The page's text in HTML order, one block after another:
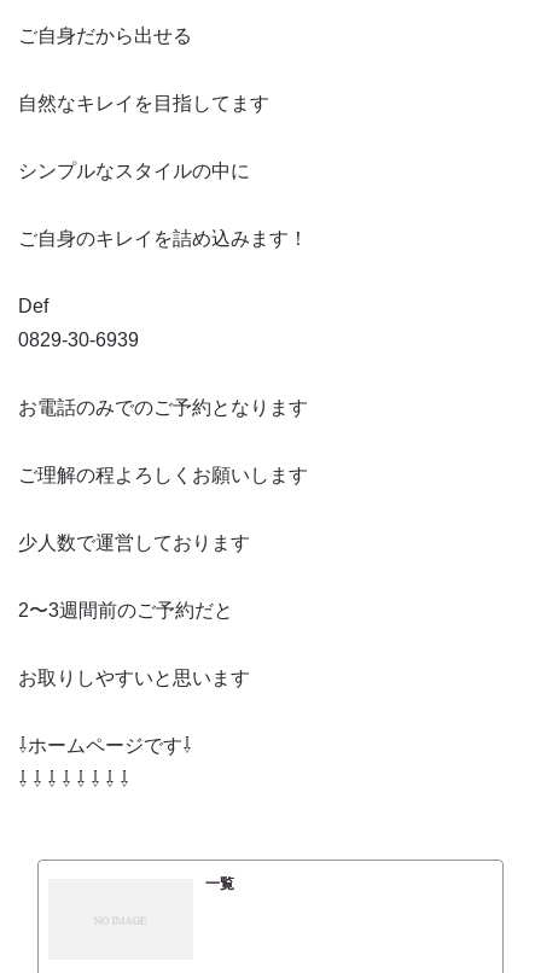
ご自身だから出せる
自然なキレイを目指してます
シンプルなスタイルの中に
ご自身のキレイを詰め込みます！
Def
0829-30-6939
お電話のみでのご予約となります
ご理解の程よろしくお願いします
少人数で運営しております
2〜3週間前のご予約だと
お取りしやすいと思います
⇩ホームページです⇩
⇩ ⇩ ⇩ ⇩ ⇩ ⇩ ⇩ ⇩
一覧